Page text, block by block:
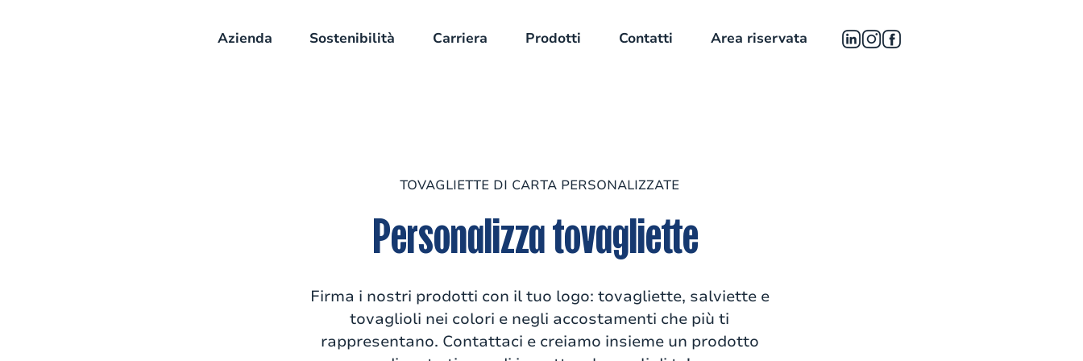
Azienda Sostenibilità Carriera Prodotti Contatti Area riservata
TOVAGLIETTE DI CARTA PERSONALIZZATE
Personalizza tovagliette
Firma i nostri prodotti con il tuo logo: tovagliette, salviette e
tovaglioli nei colori e negli accostamenti che più ti
rappresentano. Contattaci e creiamo insieme un prodotto